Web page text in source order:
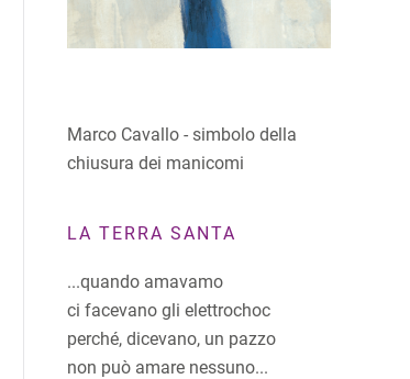
Marco Cavallo - simbolo della
chiusura dei manicomi
LA TERRA SANTA
...quando amavamo
ci facevano gli elettrochoc
perché, dicevano, un pazzo
non può amare nessuno...